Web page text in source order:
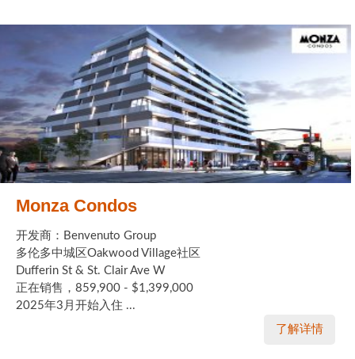
Monza Condos
开发商：Benvenuto Group
多伦多中城区Oakwood Village社区
Dufferin St & St. Clair Ave W
正在销售，859,900 - $1,399,000
2025年3月开始入住 ...
了解详情